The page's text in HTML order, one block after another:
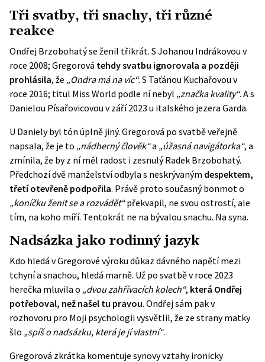
Tři svatby, tři snachy, tři různé
reakce
Ondřej Brzobohatý se ženil třikrát. S Johanou Indrákovou v
roce 2008; Gregorová tehdy svatbu ignorovala a později
prohlásila, že „Ondra má na víc“. S Taťánou Kuchařovou v
roce 2016; titul Miss World podle ní nebyl „značka kvality“. A s
Danielou Písařovicovou v září 2023 u italského jezera Garda.
U Daniely byl tón úplně jiný. Gregorová po svatbě veřejně
napsala, že je to „nádherný člověk“a „úžasná navigátorka“, a
zmínila, že by z ní měl radost i zesnulý Radek Brzobohatý.
Předchozí dvě manželství odbyla s neskrývaným despektem,
třetí otevřeně podpořila. Právě proto současný bonmot o
„koníčku ženit se a rozvádět“překvapil, ne svou ostrostí, ale
tím, na koho míří. Tentokrát ne na bývalou snachu. Na syna.
Nadsázka jako rodinný jazyk
Kdo hledá v Gregorové výroku důkaz dávného napětí mezi
tchyní a snachou, hledá marně. Už po svatbě v roce 2023
herečka mluvila o „dvou zahřívacích kolech“, která Ondřej
potřeboval, než našel tu pravou. Ondřej sám pak v
rozhovoru pro Moji psychologiivysvětlil, že ze strany matky
šlo „spíš o nadsázku, která je jí vlastní“.
Gregorová zkrátka komentuje synovy vztahy ironicky